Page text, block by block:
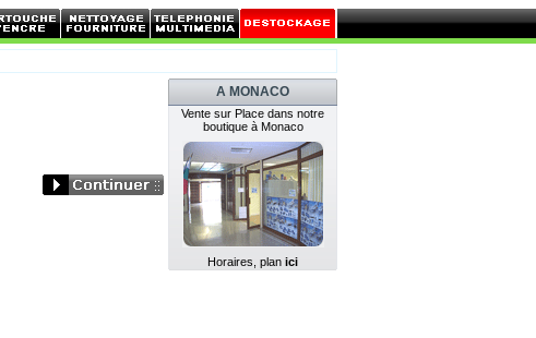
A MONACO
Vente sur Place dans notre
boutique à Monaco
Horaires, plan ici